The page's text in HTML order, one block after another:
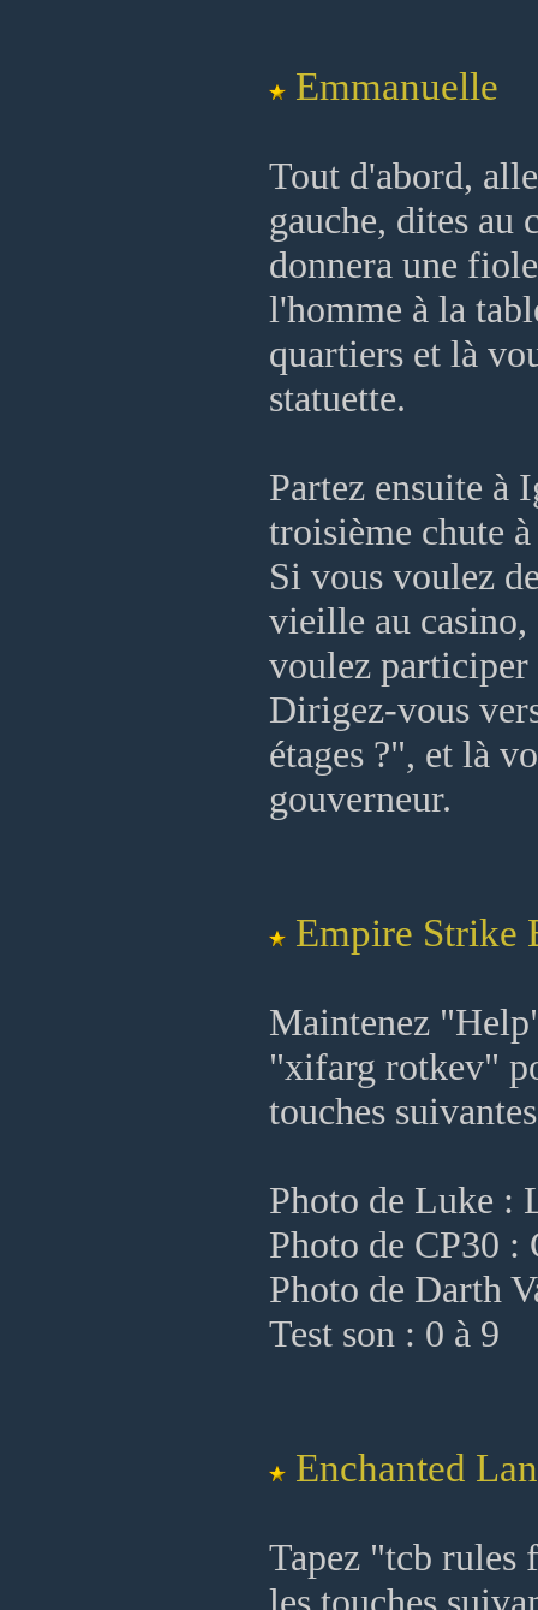
Emmanuelle
Tout d'abord,
gauche, dites au
donnera une
l'homme à la
quartiers et là
statuette.
Partez ensuite à
troisième chute
Si vous voulez
vieille au casino,
voulez participer
Dirigez-vous
étages ?", et là
gouverneur.
Empire Strike
Maintenez
"xifarg rotkev"
touches
Photo de Luke :
Photo de CP30 :
Photo de Darth
Test son : 0 à 9
Enchanted
Tapez "tcb rules